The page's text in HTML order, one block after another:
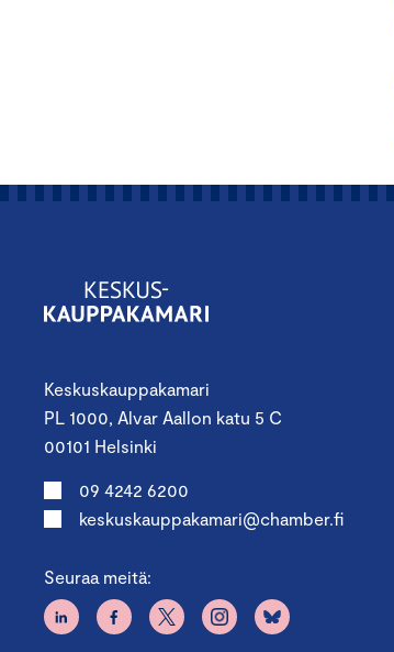
Keskuskauppakamari
PL 1000, Alvar Aallon katu 5 C
00101 Helsinki
09 4242 6200
keskuskauppakamari@chamber.fi
Seuraa meitä: